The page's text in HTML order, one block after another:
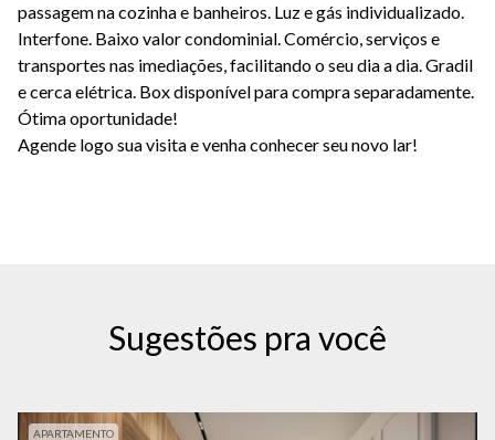
passagem na cozinha e banheiros. Luz e gás individualizado.
Interfone. Baixo valor condominial. Comércio, serviços e
transportes nas imediações, facilitando o seu dia a dia. Gradil
e cerca elétrica. Box disponível para compra separadamente.
Ótima oportunidade!
Agende logo sua visita e venha conhecer seu novo lar!
Sugestões pra você
APARTAMENTO